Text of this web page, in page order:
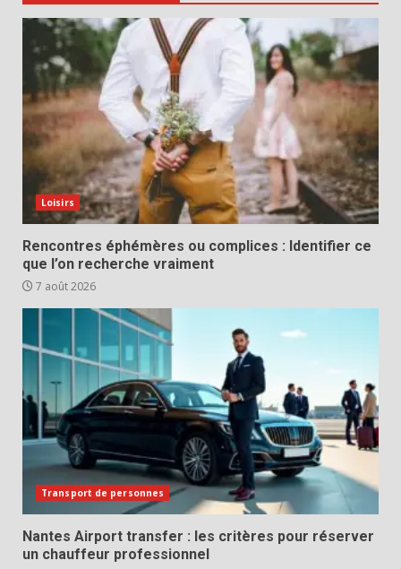
Loisirs
Rencontres éphémères ou complices : Identifier ce
que l’on recherche vraiment
7 août 2026
Transport de personnes
Nantes Airport transfer : les critères pour réserver
un chauffeur professionnel